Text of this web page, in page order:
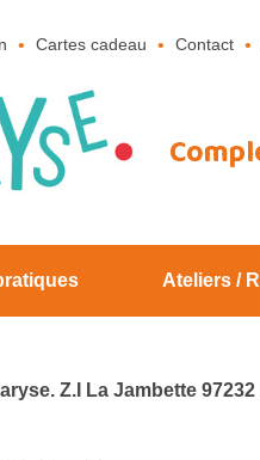
Cartes cadeau Contact
Ateliers /
Z.I La Jambette